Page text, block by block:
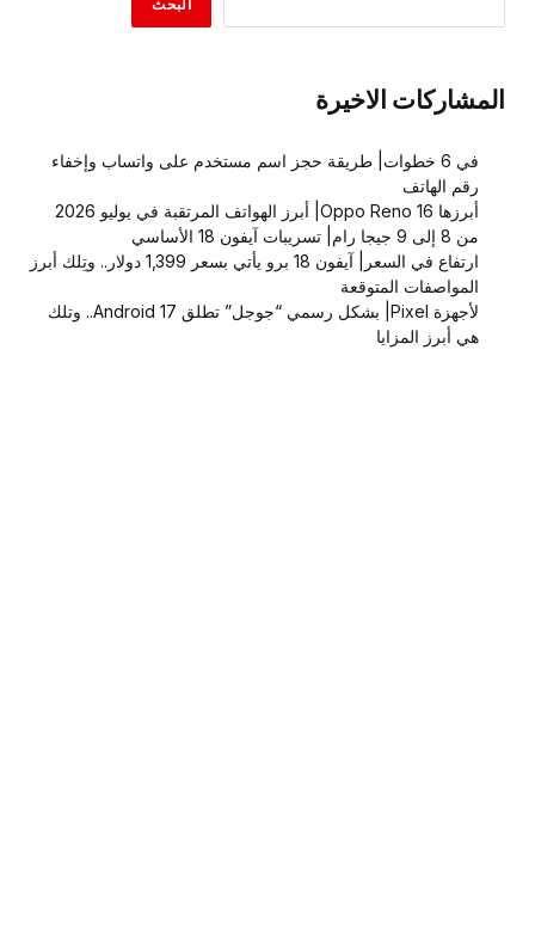
البحث
المشاركات الاخيرة
في 6 خطوات| طريقة حجز اسم مستخدم على واتساب وإخفاء
رقم الهاتف
أبرزها Oppo Reno 16| أبرز الهواتف المرتقبة في يوليو 2026
من 8 إلى 9 جيجا رام| تسريبات آيفون 18 الأساسي
ارتفاع في السعر| آيفون 18 برو يأتي بسعر 1,399 دولار.. وتِلك أبرز
المواصفات المتوقعة
لأجهزة Pixel| بشكل رسمي “جوجل” تطلق Android 17.. وتلك
هي أبرز المزايا